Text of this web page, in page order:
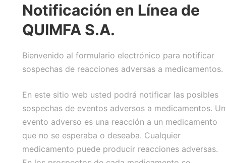
Notificación en Línea de
QUIMFA S.A.
Bienvenido al formulario electrónico para notificar
sospechas de reacciones adversas a medicamentos.
En este sitio web usted podrá notificar las posibles
sospechas de eventos adversos a medicamentos. Un
evento adverso es una reacción a un medicamento
que no se esperaba o deseaba. Cualquier
medicamento puede producir reacciones adversas.